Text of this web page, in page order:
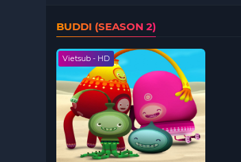
BUDDI (SEASON 2)
Vietsub - HD